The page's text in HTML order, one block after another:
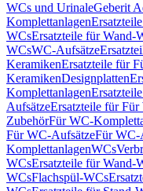
WCs und UrinaleGeberit
Komplettanlagen
WCsErsatzteile für Wand-
WCsWC-Aufsätze
KeramikenErsatzteile für
KeramikenDesignplatten
Komplettanlagen
AufsätzeErsatzteile für
ZubehörFür WC-
Für WC-AufsätzeFür WC-
KomplettanlagenWCs
WCsErsatzteile für Wand-
WCsFlachspül-WCs